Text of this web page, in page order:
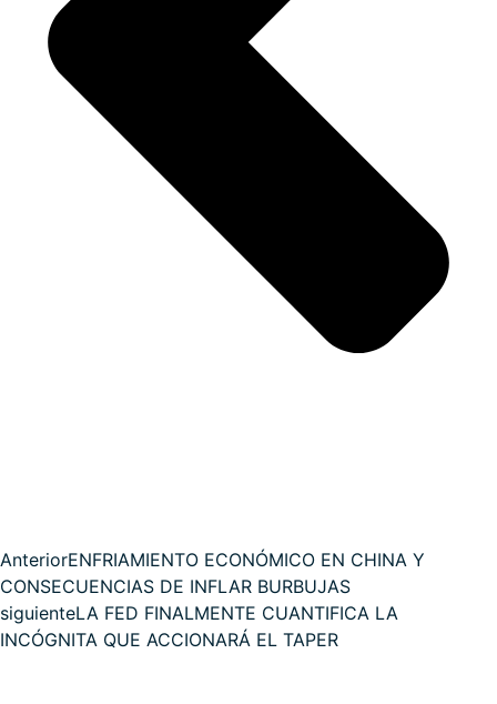
AnteriorENFRIAMIENTO ECONÓMICO EN CHINA Y
CONSECUENCIAS DE INFLAR BURBUJAS
siguienteLA FED FINALMENTE CUANTIFICA LA
INCÓGNITA QUE ACCIONARÁ EL TAPER